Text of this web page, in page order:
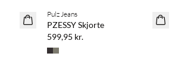
NYHED
Pulz Jeans
PZESSY Skjorte
599,95 kr.